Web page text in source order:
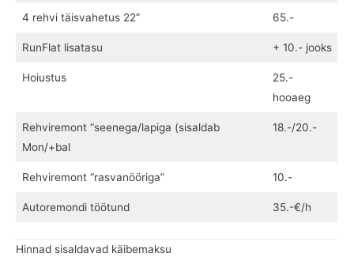
4 rehvi täisvahetus 22” 65.-
RunFlat lisatasu + 10.- jooks
Hoiustus
25.-
hooaeg
Rehviremont “seenega/lapiga (sisaldab
Mon/+bal
18.-/20.-
Rehviremont “rasvanööriga” 10.-
Autoremondi töötund 35.-€/h
Hinnad sisaldavad käibemaksu